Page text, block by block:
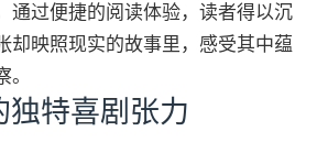
通过便捷的阅读体验，读者得以沉
却映照现实的故事里，感受其中蕴
独特喜剧张力